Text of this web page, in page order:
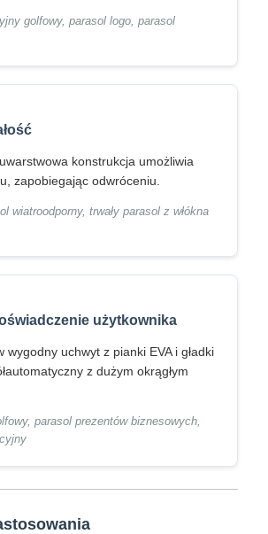
na promieniowanie UV
golfowy, parasol logo, parasol
konstrukcja umożliwia
zapobiegając odwróceniu.
wiatroodporny, trwały parasol z włókna
użytkownika
wygodny uchwyt z pianki EVA i gładki
z dużym okrągłym
parasol prezentów biznesowych,